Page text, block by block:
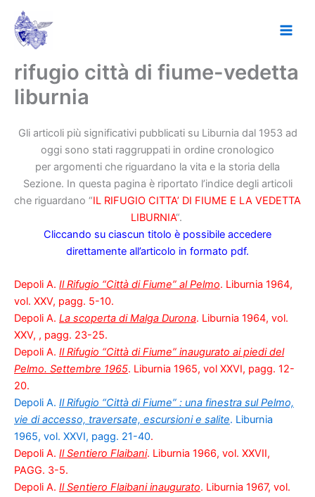
contenuto
rifugio città di fiume-vedetta
liburnia
Gli articoli più significativi pubblicati su Liburnia dal 1953 ad
oggi sono stati raggruppati in ordine cronologico
per argomenti che riguardano la vita e la storia della
Sezione. In questa pagina è riportato l’indice degli articoli
che riguardano “IL RIFUGIO CITTA’ DI FIUME E LA VEDETTA
LIBURNIA“.
Cliccando su ciascun titolo è possibile accedere
direttamente all’articolo in formato pdf.
Depoli A. Il Rifugio “Città di Fiume” al Pelmo. Liburnia 1964,
vol. XXV, pagg. 5-10.
Depoli A. La scoperta di Malga Durona. Liburnia 1964, vol.
XXV, , pagg. 23-25.
Depoli A. Il Rifugio “Città di Fiume” inaugurato ai piedi del
Pelmo. Settembre 1965. Liburnia 1965, vol XXVI, pagg. 12-
20.
Depoli A. Il Rifugio “Città di Fiume” : una finestra sul Pelmo,
vie di accesso, traversate, escursioni e salite. Liburnia
1965, vol. XXVI, pagg. 21-40.
Depoli A. Il Sentiero Flaibani. Liburnia 1966, vol. XXVII,
PAGG. 3-5.
Depoli A. Il Sentiero Flaibani inaugurato. Liburnia 1967, vol.